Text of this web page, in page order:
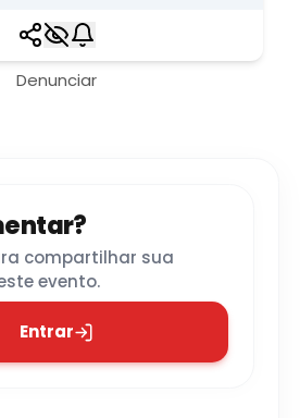
Denunciar
compartilhar sua
evento.
Entrar